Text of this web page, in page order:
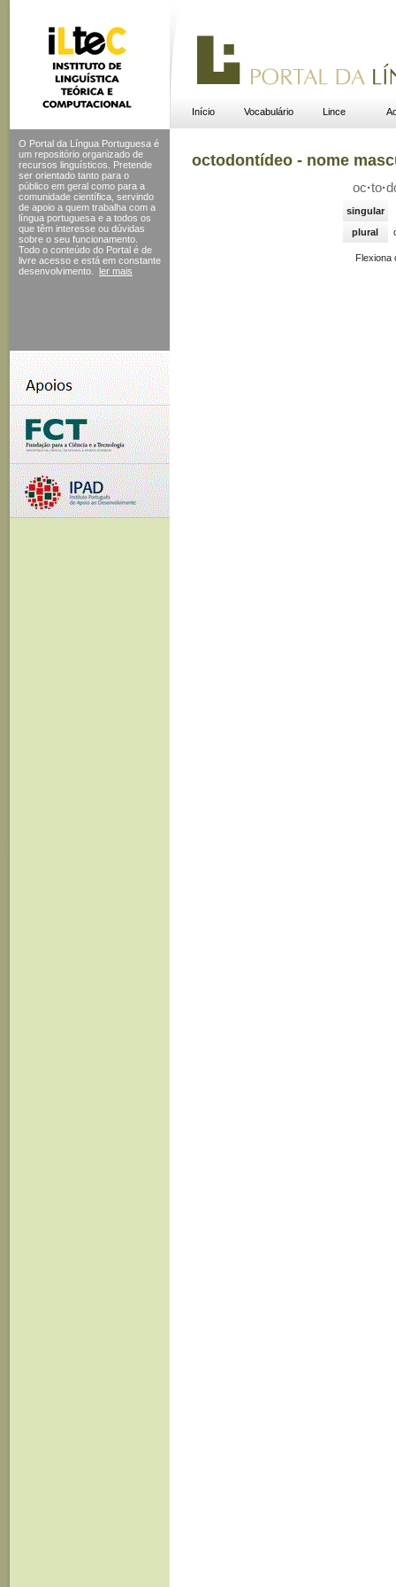
Início Vocabulário Lince
O Portal da Língua Portuguesa é
um repositório organizado de
recursos linguísticos. Pretende
ser orientado tanto para o
público em geral como para a
comunidade científica, servindo
de apoio a quem trabalha com a
língua portuguesa e a todos os
que têm interesse ou dúvidas
sobre o seu funcionamento.
Todo o conteúdo do Portal é de
livre acesso e está em constante
desenvolvimento.
ler mais
octodontídeo - nome
oc·to·
singular
plural
Flexiona